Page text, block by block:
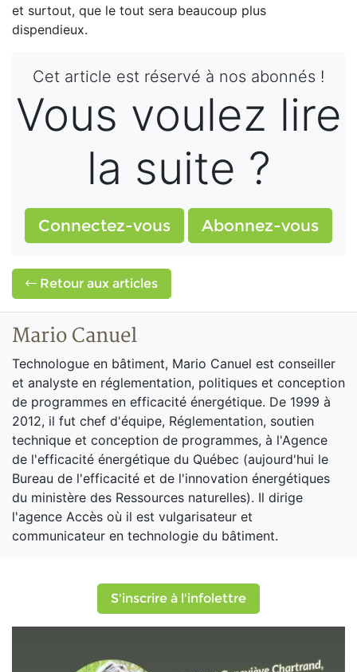
et surtout, que le tout sera beaucoup plus
dispendieux.
Cet article est réservé à nos abonnés !
Vous voulez lire
la suite ?
Connectez-vous Abonnez-vous
Retour aux articles
Mario Canuel
Technologue en bâtiment, Mario Canuel est conseiller
et analyste en réglementation, politiques et conception
de programmes en efficacité énergétique. De 1999 à
2012, il fut chef d'équipe, Réglementation, soutien
technique et conception de programmes, à l'Agence
de l'efficacité énergétique du Québec (aujourd'hui le
Bureau de l'efficacité et de l'innovation énergétiques
du ministère des Ressources naturelles). Il dirige
l'agence Accès où il est vulgarisateur et
communicateur en technologie du bâtiment.
S'inscrire à l'infolettre